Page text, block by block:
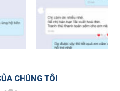
CHÚNG TÔI